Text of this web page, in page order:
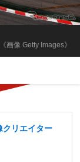
《画像 Getty Images》
クリエイター